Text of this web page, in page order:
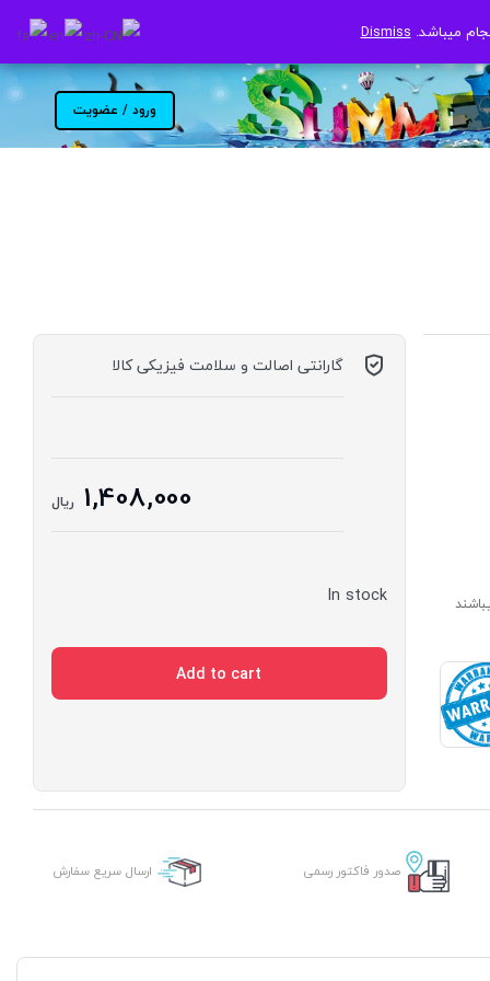
میباشد.Dismiss
ورود / عضویت
میباشد.Dismiss
مدت ساخت 7 الی 14 روز میباشند
گارانتی اصالت و سلامت فیزیکی کالا
1,408,000 ریال
In stock
Add to cart
صدور فاکتور رسمی ارسال سریع سفارش